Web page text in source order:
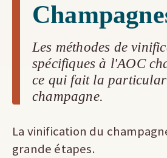
Les méthodes de
spécifiques à l'AOC
ce qui fait la
champagne.
La vinification du
grande étapes.